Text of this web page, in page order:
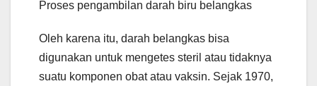
Proses pengambilan darah biru belangkas
Oleh karena itu, darah belangkas bisa
digunakan untuk mengetes steril atau tidaknya
suatu komponen obat atau vaksin. Sejak 1970,